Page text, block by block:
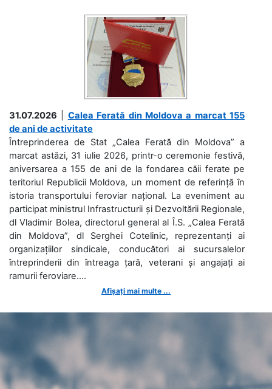
31.07.2026
Calea Ferată din Moldova a marcat 155
de ani de activitate
Întreprinderea de Stat „Calea Ferată din Moldova” a
marcat astăzi, 31 iulie 2026, printr-o ceremonie festivă,
aniversarea a 155 de ani de la fondarea căii ferate pe
teritoriul Republicii Moldova, un moment de referință în
istoria transportului feroviar național. La eveniment au
participat ministrul Infrastructurii și Dezvoltării Regionale,
dl Vladimir Bolea, directorul general al Î.S. „Calea Ferată
din Moldova”, dl Serghei Cotelinic, reprezentanți ai
organizațiilor sindicale, conducători ai sucursalelor
întreprinderii din întreaga țară, veterani și angajați ai
ramurii feroviare....
Afișați mai multe ...